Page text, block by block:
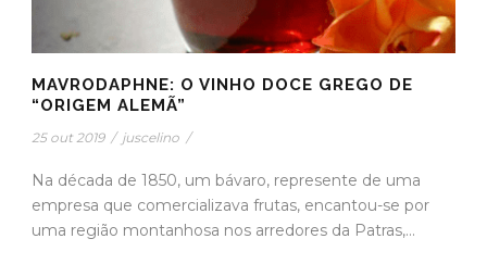
MAVRODAPHNE: O VINHO DOCE GREGO DE
“ORIGEM ALEMÃ”
25 out 2019 / juscelino /
Na década de 1850, um bávaro, represente de uma
empresa que comercializava frutas, encantou-se por
uma região montanhosa nos arredores da Patras,...